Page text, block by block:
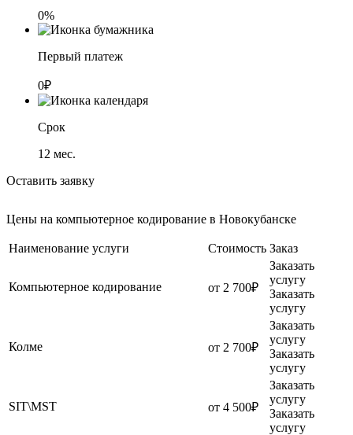
0%
Первый платеж
0₽
Срок
12 мес.
Оставить заявку
Цены на компьютерное кодирование в Новокубанске
Наименование услуги Стоимость Заказ
Компьютерное кодирование от 2 700₽
Заказать
услугу
Заказать
услугу
Колме от 2 700₽
Заказать
услугу
Заказать
услугу
SIT\MST от 4 500₽
Заказать
услугу
Заказать
услугу